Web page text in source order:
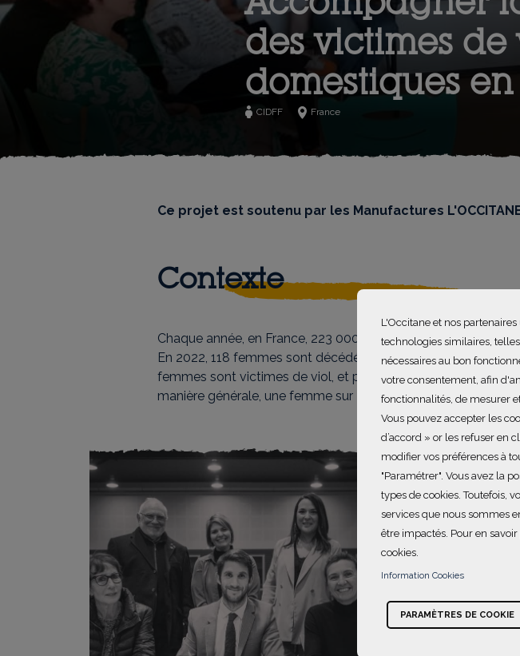
des victimes de
domestiques
CIDFF France
Ce projet est soutenu par les Manufactures
Contexte
Chaque année, en France, 223 000 femmes sont victimes
En 2022, 118 femmes sont décédées sous les coups de
femmes sont victimes de viol, et près de 200 000 femmes
manière générale, une femme sur 3 connaîtra des violences,
+
−
L'Occitane et nos
technologies similaires,
nécessaires au bon
votre consentement, afin
fonctionnalités, de mesurer
Vous pouvez accepter les
d’accord » or les refuser en
modifier vos préférences à
"Paramétrer". Vous avez la
types de cookies. Toutefois,
services que nous sommes
être impactés. Pour en
cookies.
Information Cookies
PARAMÈTRES DE COOKIE